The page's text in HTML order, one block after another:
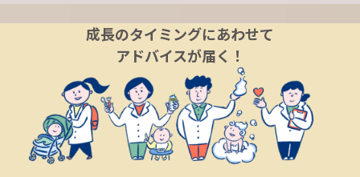
成長のタイミングにあわせて
アドバイスが届く！